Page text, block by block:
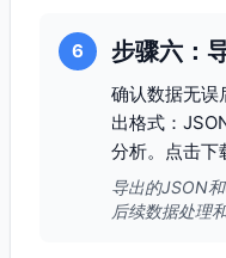
6 步骤六：
确认数据无误
出格式：
分析。点击下
导出的JSON
后续数据处理